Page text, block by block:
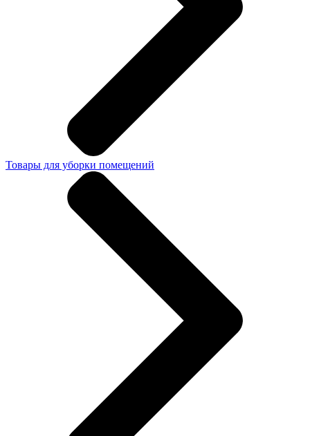
Товары для уборки помещений